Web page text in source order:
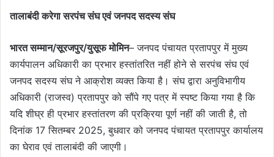
तालाबंदी करेगा सरपंच संघ एवं जनपद सदस्य संघ
भारत सम्मान/सूरजपुर/युसूफ मोमिन– जनपद पंचायत प्रतापपुर में मुख्य
कार्यपालन अधिकारी का प्रभार हस्तांतरित नहीं होने से सरपंच संघ एवं
जनपद सदस्य संघ ने आक्रोश व्यक्त किया है। संघ द्वारा अनुविभागीय
अधिकारी (राजस्व) प्रतापपुर को सौंपे गए पत्र में स्पष्ट किया गया है कि
यदि शीघ्र ही प्रभार हस्तांतरण की प्रक्रिया पूर्ण नहीं की जाती है, तो
दिनांक 17 सितम्बर 2025, बुधवार को जनपद पंचायत प्रतापपुर कार्यालय
का घेराव एवं तालाबंदी की जाएगी।